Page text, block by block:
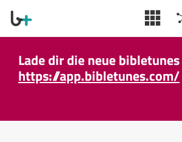
Lade dir die neue
https://app.bibletunes.com/